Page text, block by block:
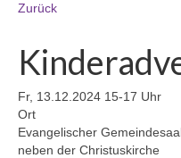
Pilgern
Zurück
Fr, 13.12.2024 15-17 Uhr
Ort
Evangelischer
neben der Christuskirche